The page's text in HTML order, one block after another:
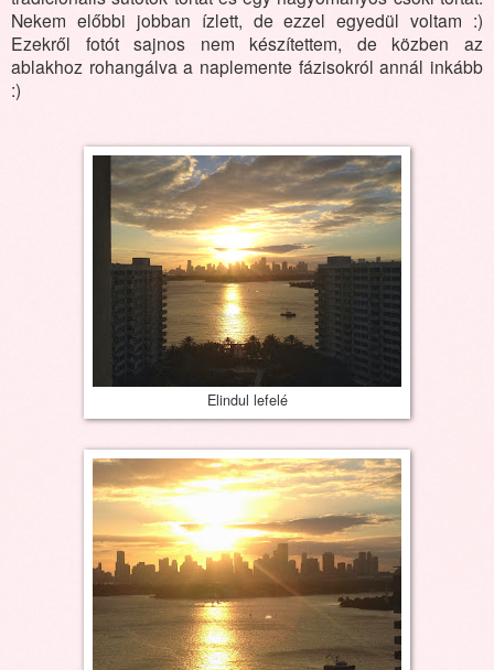
Nekem előbbi jobban ízlett, de ezzel egyedül voltam :)
Ezekről fotót sajnos nem készítettem, de közben az
ablakhoz rohangálva a naplemente fázisokról annál inkább
:)
Elindul lefelé